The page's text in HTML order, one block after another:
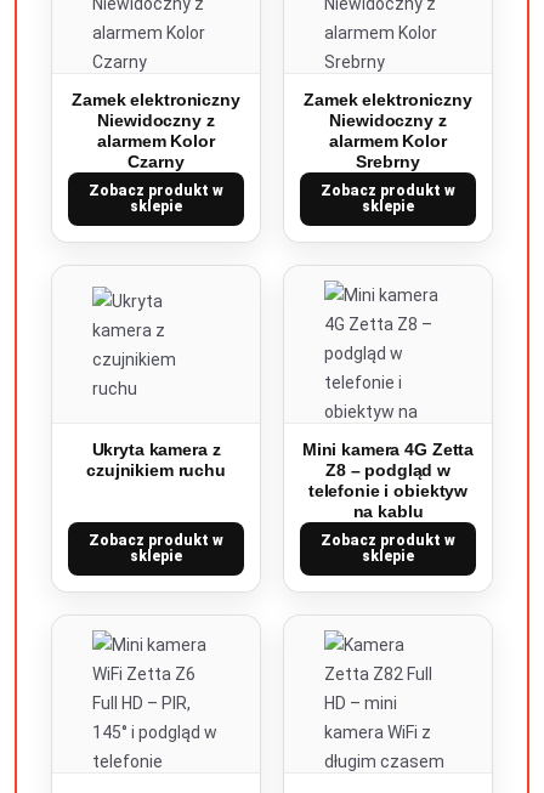
Zamek elektroniczny
Niewidoczny z
alarmem Kolor
Czarny
Zobacz produkt w
sklepie
Zamek elektroniczny
Niewidoczny z
alarmem Kolor
Srebrny
Zobacz produkt w
sklepie
Ukryta kamera z
czujnikiem ruchu
Zobacz produkt w
sklepie
Mini kamera 4G Zetta
Z8 – podgląd w
telefonie i obiektyw
na kablu
Zobacz produkt w
sklepie